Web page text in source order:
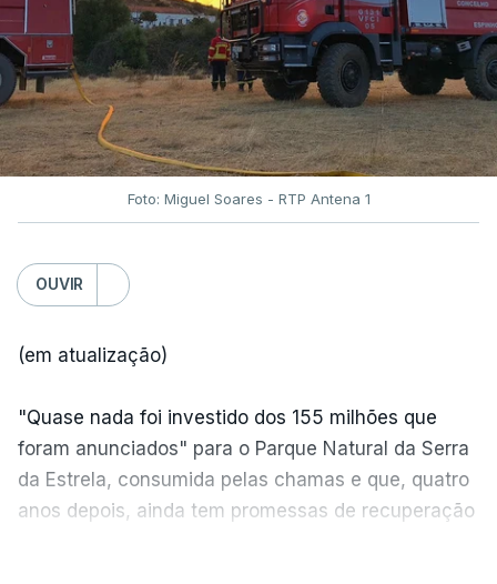
Foto: Miguel Soares - RTP Antena 1
OUVIR
(em atualização)
"Quase nada foi investido dos 155 milhões que
foram anunciados" para o Parque Natural da Serra
da Estrela, consumida pelas chamas e que, quatro
anos depois, ainda tem promessas de recuperação